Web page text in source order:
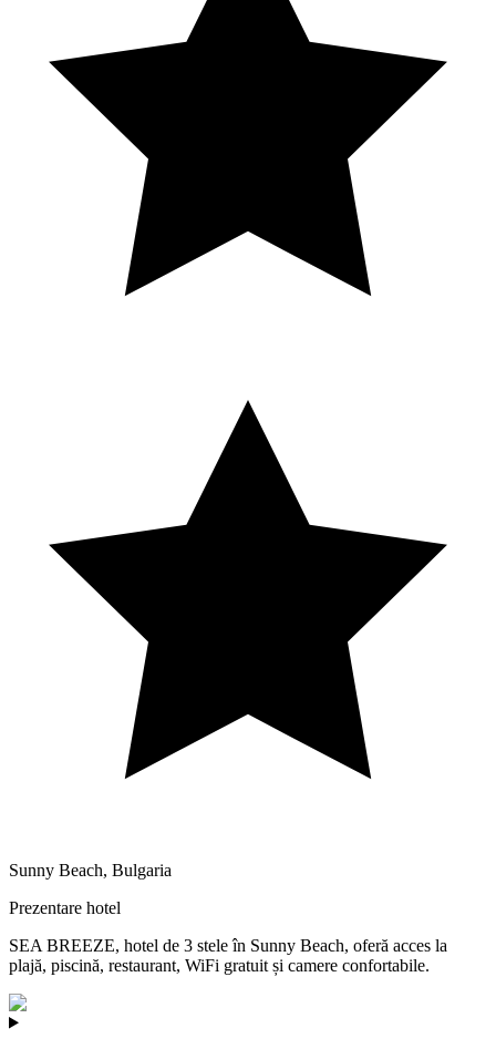
Sunny Beach, Bulgaria
Prezentare hotel
SEA BREEZE, hotel de 3 stele în Sunny Beach, oferă acces la
plajă, piscină, restaurant, WiFi gratuit și camere confortabile.